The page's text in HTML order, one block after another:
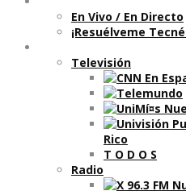
En Vivo / En Directo
¡Resuélveme
Televisión
Rico
T O D O S
Radio